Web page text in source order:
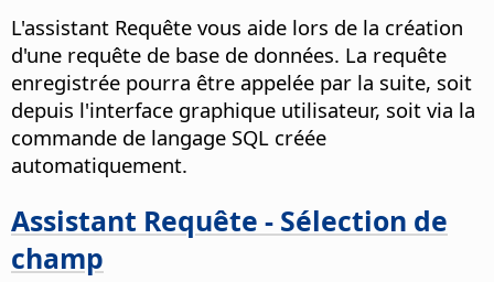
L'assistant Requête vous aide lors de la création
d'une requête de base de données. La requête
enregistrée pourra être appelée par la suite, soit
depuis l'interface graphique utilisateur, soit via la
commande de langage SQL créée
automatiquement.
Assistant Requête - Sélection de
champ